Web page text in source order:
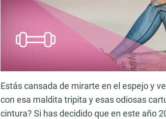
Estás cansada de mirarte en el espejo y
con esa maldita tripita y esas odiosas
cintura? Si has decidido que en este año